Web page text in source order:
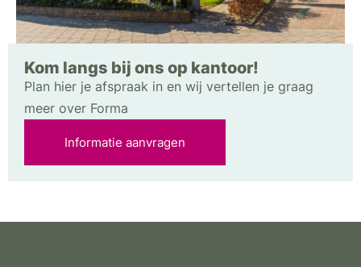
Kom langs bij ons op kantoor!
Plan hier je afspraak in en wij vertellen je graag
meer over Forma
Informatie aanvragen